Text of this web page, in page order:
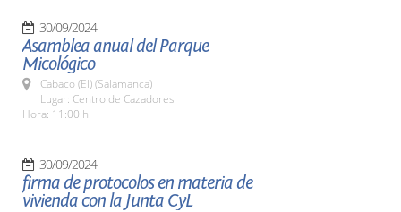
30/09/2024
Asamblea anual del Parque
Micológico
Cabaco (El) (Salamanca)
Lugar: Centro de Cazadores
Hora: 11:00 h.
30/09/2024
firma de protocolos en materia de
vivienda con la Junta CyL